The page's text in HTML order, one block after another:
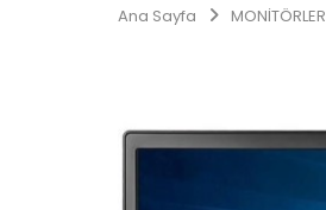
Ana Sayfa MONİTÖRLER